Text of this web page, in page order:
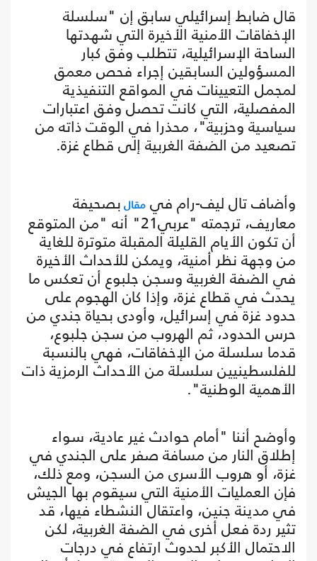
قال ضابط إسرائيلي سابق إن "سلسلة
الإخفاقات الأمنية الأخيرة التي شهدتها
الساحة الإسرائيلية، تتطلب وفق كبار
المسؤولين السابقين إجراء فحص معمق
لمجمل التعيينات في المواقع التنفيذية
المفصلية، التي كانت تحصل وفق اعتبارات
سياسية وحزبية"، محذرا في الوقت ذاته من
تصعيد من الضفة الغربية إلى قطاع غزة.
وأضاف تال ليف-رام في مقال بصحيفة
معاريف، ترجمته "عربي21" أنه "من المتوقع
أن تكون الأيام القليلة المقبلة متوترة للغاية
من وجهة نظر أمنية، ويمكن للأحداث الأخيرة
في الضفة الغربية وسجن جلبوع أن تعكس ما
يحدث في قطاع غزة، وإذا كان الهجوم على
حدود غزة في إسرائيل، وأودى بحياة جندي من
حرس الحدود، ثم الهروب من سجن جلبوع،
قدما سلسلة من الإخفاقات، فهي بالنسبة
للفلسطينيين سلسلة من الأحداث الرمزية ذات
الأهمية الوطنية".
وأوضح أننا "أمام حوادث غير عادية، سواء
إطلاق النار من مسافة صفر على الجندي في
غزة، أو هروب الأسرى من السجن، ومع ذلك،
فإن العمليات الأمنية التي سيقوم بها الجيش
في مدينة جنين، واعتقال النشطاء فيها، قد
تثير ردة فعل أخرى في الضفة الغربية، لكن
الاحتمال الأكبر لحدوث ارتفاع في درجات